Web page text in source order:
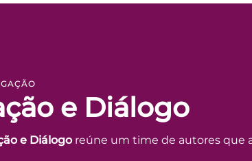
e Diálogo
e Diálogoreúne um time de autores que